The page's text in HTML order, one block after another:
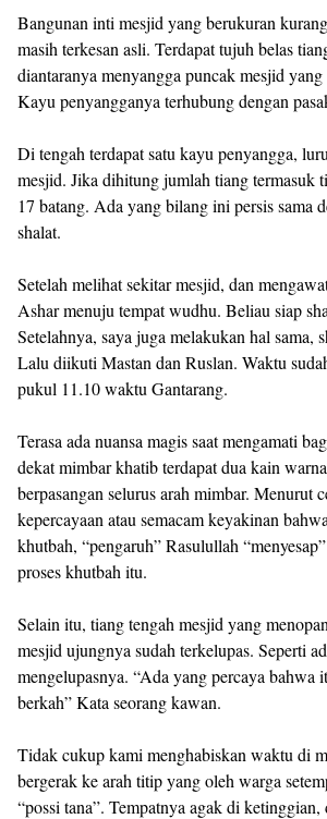
Bangunan inti mesjid yang berukuran
masih terkesan asli. Terdapat tujuh belas
diantaranya menyangga puncak mesjid
Kayu penyangganya terhubung dengan
Di tengah terdapat satu kayu penyangga,
mesjid. Jika dihitung jumlah tiang termasuk
17 batang. Ada yang bilang ini persis sama
shalat.
Setelah melihat sekitar mesjid, dan
Ashar menuju tempat wudhu. Beliau siap
Setelahnya, saya juga melakukan hal sama,
Lalu diikuti Mastan dan Ruslan. Waktu
pukul 11.10 waktu Gantarang.
Terasa ada nuansa magis saat mengamati
dekat mimbar khatib terdapat dua kain
berpasangan selurus arah mimbar. Menurut
kepercayaan atau semacam keyakinan
khutbah, “pengaruh” Rasulullah
proses khutbah itu.
Selain itu, tiang tengah mesjid yang
mesjid ujungnya sudah terkelupas. Seperti
mengelupasnya. “Ada yang percaya bahwa
berkah” Kata seorang kawan.
Tidak cukup kami menghabiskan waktu di
bergerak ke arah titip yang oleh warga
“possi tana”. Tempatnya agak di ketinggian,